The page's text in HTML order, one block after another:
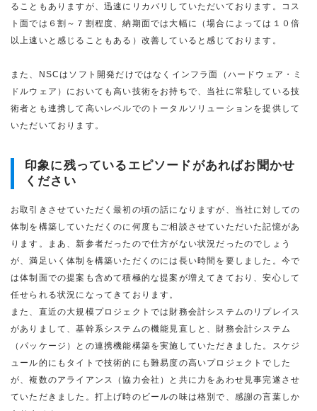
ることもありますが、迅速にリカバリしていただいております。コス
ト面では６割～７割程度、納期面では大幅に（場合によっては１０倍
以上速いと感じることもある）改善していると感じております。
また、NSCはソフト開発だけではなくインフラ面（ハードウェア・ミ
ドルウェア）においても高い技術をお持ちで、当社に常駐している技
術者とも連携して高いレベルでのトータルソリューションを提供して
いただいております。
印象に残っているエピソードがあればお聞かせ
ください
お取引きさせていただく最初の頃の話になりますが、当社に対しての
体制を構築していただくのに何度もご相談させていただいた記憶があ
ります。まあ、新参者だったので仕方がない状況だったのでしょう
が、満足いく体制を構築いただくのには長い時間を要しました。今で
は体制面での提案も含めて積極的な提案が増えてきており、安心して
任せられる状況になってきております。
また、直近の大規模プロジェクトでは財務会計システムのリプレイス
がありまして、基幹系システムの機能見直しと、財務会計システム
（パッケージ）との連携機能構築を実施していただきました。スケジ
ュール的にもタイトで技術的にも難易度の高いプロジェクトでした
が、複数のアライアンス（協力会社）と共に力をあわせ見事完遂させ
ていただきました。打上げ時のビールの味は格別で、感謝の言葉しか